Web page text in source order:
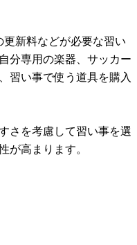
更新料などが必要な習い
分専用の楽器、サッカー
習い事で使う道具を購入
さを考慮して習い事を選
が高まります。